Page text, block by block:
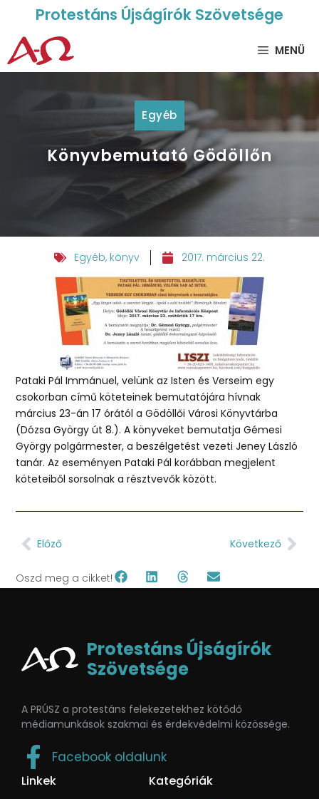
Protestáns Újságírók Szövetsége
MENÜ
Egyéb
Könyvbemutató Gödöllőn
Egyéb, könyv 2017. március 22.
Pataki Pál Immánuel, velünk az Isten és Verseim egy
csokorban című köteteinek bemutatójára hívnak
március 23-án 17 órától a Gödöllői Városi Könyvtárba
(Dózsa György út 8.). A könyveket bemutatja Gémesi
György polgármester, a beszélgetést vezeti Jeney László
tanár. Az eseményen Pataki Pál korábban megjelent
köteteiből sorsolnak a résztvevők között.
Előző Következő
Oszd meg a cikket!
Protestáns Újságírók
Szövetsége
A PRÚSZ a protestáns felekezetekhez kötődő
médiamunkások szakmai és érdekvédelmi közössége.
Facebook oldalunk
Linkek Kategóriák